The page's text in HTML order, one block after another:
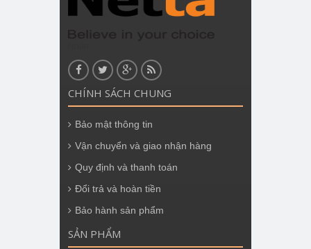
CHÍNH SÁCH CHUNG
Bảo mật thông tin
Vận chuyển và giao nhận hàng
Quy định và thanh toán
Đổi trả và hoàn tiền
Bảo hành sản phẩm
SẢN PHẨM